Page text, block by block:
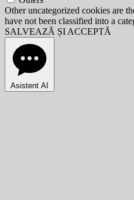
Other uncategorized cookies are
have not been classified into a
SALVEAZĂ ȘI ACCEPTĂ
Asistent AI